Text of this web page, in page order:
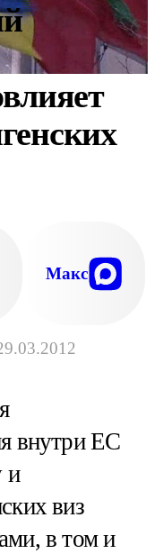
Макс
внутри ЕС
и
виз
в том и